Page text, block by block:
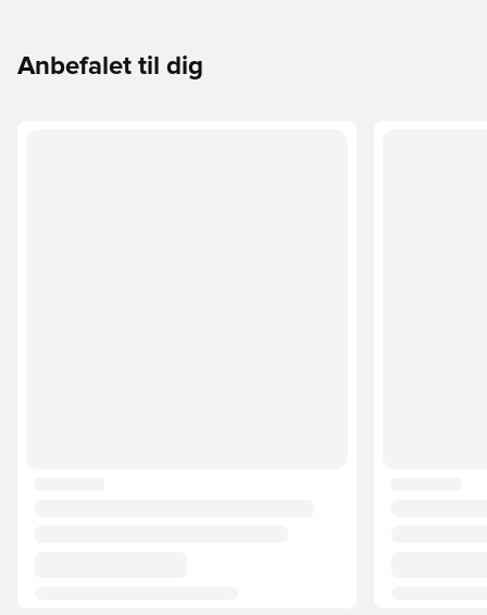
Anbefalet til dig